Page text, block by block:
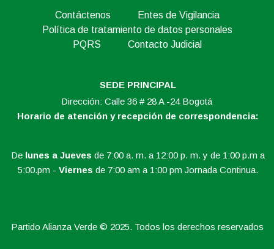
Contáctenos
Entes de Vigilancia
Política de tratamiento de datos personales
PQRS
Contacto Judicial
SEDE PRINCIPAL
Dirección: Calle 36 # 28 A -24 Bogotá
Horario de atención y recepción de correspondencia:
De lunes a Jueves de 7:00 a. m. a 12:00 p. m. y de 1:00 p.m a
5:00.pm - Viernes de 7:00 am a 1:00 pm Jornada Continua.
Partido Alianza Verde © 2025. Todos los derechos reservados